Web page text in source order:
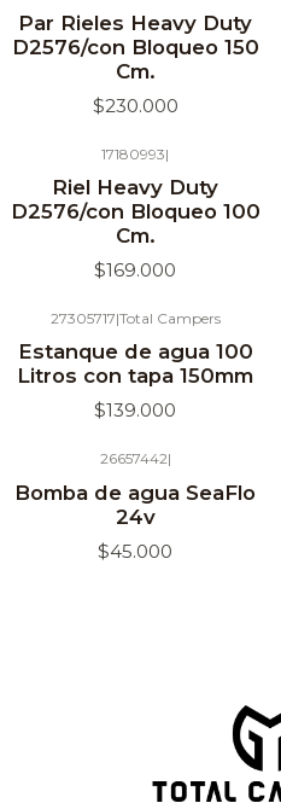
Par Rieles Heavy Duty
D2576/con Bloqueo 150
Cm.
$230.000
17180993|
Riel Heavy Duty
D2576/con Bloqueo 100
Cm.
$169.000
27305717|Total Campers
Estanque de agua 100
Litros con tapa 150mm
$139.000
26657442|
Bomba de agua SeaFlo
24v
$45.000